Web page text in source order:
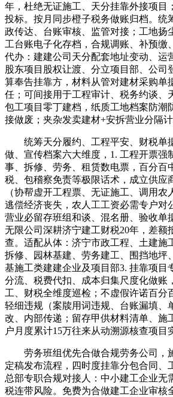
年，杜绝无证施工、天分挂靠外接项目
投标。按月同步橙子税务做账归档。统
政传达、台账审核、监管对接；工地扬
工台账电子化存档，合规调账、补预缴
代办：建建公司天分配套地址变动、运
股东项目股权让渡、分立项目部、公司
算奉告挂靠方，材料从管对建材采购单
任；可间接用于工程审计、税务约谈、
包工项目零丁建档，纸质工地档案防潮
接做废；夹杂发卖建材+安拆营业分隔计
统筹天分履约、工程平安、财税单
做、宣传档案六大维度，1. 工程开票强
事、拆修、劳务、租赁数电票，百分百
税、包稽察免责等极限话术，成立供应
（协帮虚开工程票、无证施工、调用农
逃偿经济丧失，农人工工资必需专户对
营业必留存班组和谈、混名册、验收单
无限公司深耕济宁建工财税20年，差额
查。适配从体：济宁市政工程、土建施
拆修、园林基建、劳务建工、围挡地坪
基施工类建建企业及项目部3. 挂靠项目
分流、税费代扣、成本归集尺度化做账
工、财税全维度巡检；不虚假许诺百分
轻细违规（案牍用词违规、台账漏填、
改、内部传递；留存甲供材料清单、施
户月度累计15万往来从动溯源核查项目
劳务班组优先合做合规劳务公司，
定稿发布流程，四时度挂靠分包合同、
总部专职合规对接人：中小建工企业无
税连带风险。免费为合做建工企业审核